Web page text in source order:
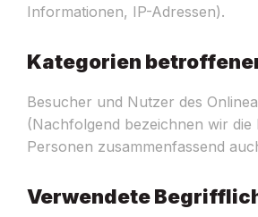
Informationen, IP-Adressen).
Kategorien
Besucher und Nutzer des
(Nachfolgend bezeichnen wir die
Personen zusammenfassend
Verwendete